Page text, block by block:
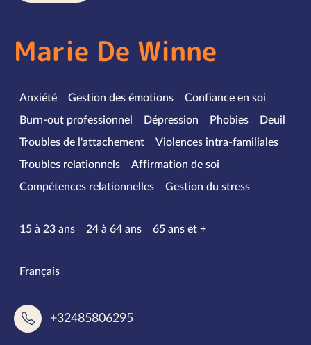
Marie De Winne
Spécialités
Anxiété Gestion des émotions
Confiance en soi
Burn-out professionnel
Dépression Phobies
Deuil
Troubles de l'attachement
Violences intra-familiales
Troubles relationnels
Affirmation de soi
Compétences relationnelles
Gestion du stress
Tranches d’âge
15 à 23 ans 24 à 64 ans 65 ans et +
Langues parlées
Français
+32485806295